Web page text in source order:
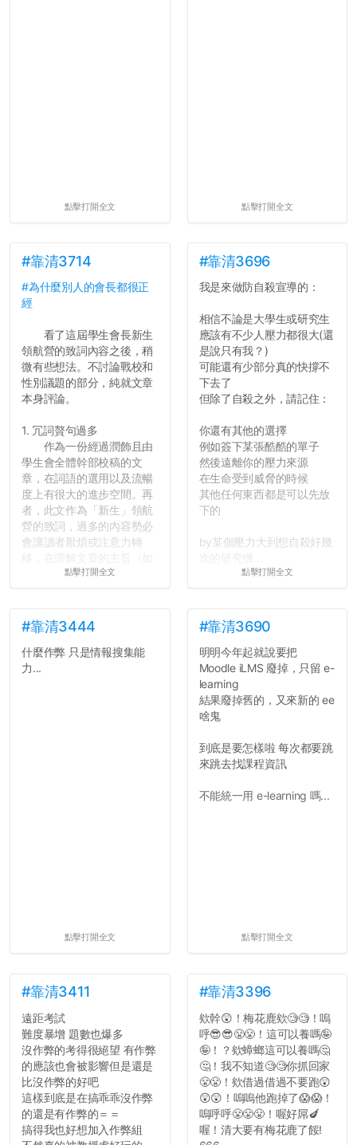
點擊打開全文 點擊打開全文
#靠清3714
#為什麼別人的會長都很正
經
看了這屆學生會長新生
領航營的致詞內容之後，稍
微有些想法。不討論戰校和
性別議題的部分，純就文章
本身評論。
1. 冗詞贅句過多
作為一份經過潤飾且由
學生會全體幹部校稿的文
章，在詞語的選用以及流暢
度上有很大的進步空間。再
者，此文作為「新生」領航
營的致詞，過多的內容勢必
會讓讀者厭煩或注意力轉
移，在理解文章的主旨（如
果有的話）前就失去興趣。
的聲明一樣正式，但至少在
用字上多加留意。有些語句
用說的可能會引人發笑或多
聽幾句，但寫成文字時只會
點擊打開全文
#靠清3696
我是來做防自殺宣導的：
相信不論是大學生或研究生
應該有不少人壓力都很大(還
是說只有我？)
可能還有少部分真的快撐不
下去了
但除了自殺之外，請記住：
你還有其他的選擇
例如簽下某張酷酷的單子
然後遠離你的壓力來源
在生命受到威脅的時候
其他任何東西都是可以先放
下的
by某個壓力大到想自殺好幾
點擊打開全文
#靠清3444
什麼作弊 只是情報搜集能
力...
點擊打開全文
#靠清3690
明明今年起就說要把
Moodle iLMS 廢掉，只留 e-
learning
結果廢掉舊的，又來新的 ee
啥鬼
到底是要怎樣啦 每次都要跳
來跳去找課程資訊
不能統一用 e-learning 嗎...
點擊打開全文
#靠清3411
遠距考試
難度暴增 題數也爆多
沒作弊的考得很絕望 有作弊
的應該也會被影響但是還是
比沒作弊的好吧
這樣到底是在搞乖乖沒作弊
的還是有作弊的＝＝
搞得我也好想加入作弊組
#靠清3396
欸幹😲！梅花鹿欸🧐🧐！嗚
呼😎😎😤😤！這可以養嗎🤪
🤪！？欸蟑螂這可以養嗎🤔
🤔！我不知道🧐🧐你抓回家
😤😤！欸借過借過不要跑😲
😲😲！嗚嗚他跑掉了😱😱！
嗚呼呼😤😤😤！喔好屌🍆
喔！清大要有梅花鹿了餒!